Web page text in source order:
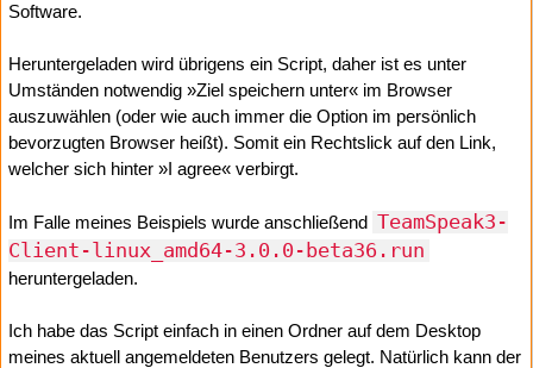
Software.
Heruntergeladen wird übrigens ein Script, daher ist es unter
Umständen notwendig »Ziel speichern unter« im Browser
auszuwählen (oder wie auch immer die Option im persönlich
bevorzugten Browser heißt). Somit ein Rechtslick auf den Link,
welcher sich hinter »I agree« verbirgt.
Im Falle meines Beispiels wurde anschließend TeamSpeak3-
Client-linux_amd64-3.0.0-beta36.run
heruntergeladen.
Ich habe das Script einfach in einen Ordner auf dem Desktop
meines aktuell angemeldeten Benutzers gelegt. Natürlich kann der